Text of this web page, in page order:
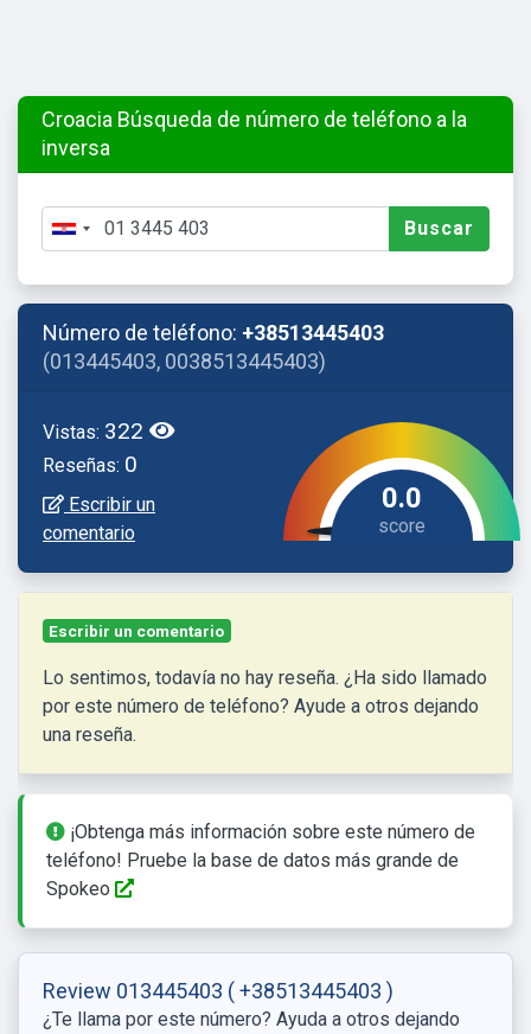
Croacia Búsqueda de número de teléfono a la
inversa
Buscar
Número de teléfono: +38513445403
(013445403, 0038513445403)
Vistas: 322
Reseñas: 0
Escribir un
comentario
0.0
Escribir un comentario
Lo sentimos, todavía no hay reseña. ¿Ha sido llamado
por este número de teléfono? Ayude a otros dejando
una reseña.
¡Obtenga más información sobre este número de
teléfono! Pruebe la base de datos más grande de
Spokeo
Review 013445403 ( +38513445403 )
¿Te llama por este número? Ayuda a otros dejando